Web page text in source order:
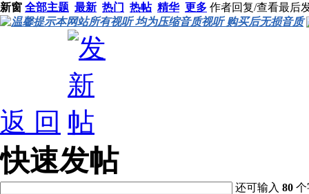
新窗 全部主题 最新 热门 热帖 精华 更多 作者回复/查看最后
温馨提示本网站所有视听 均为压缩音质视听 购买后无损音质
返 回
快速发帖
还可输入80 个